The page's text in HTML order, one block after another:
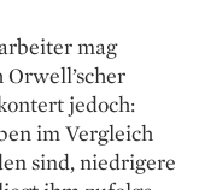
mag
jedoch:
im Vergleich
sind, niedrigere